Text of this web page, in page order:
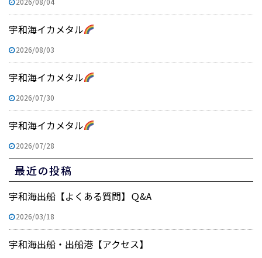
宇和海イカメタル
2026/08/03
宇和海イカメタル
2026/07/30
宇和海イカメタル
2026/07/28
最近の投稿
宇和海出船【よくある質問】Ｑ&A
2026/03/18
宇和海出船・出船港【アクセス】